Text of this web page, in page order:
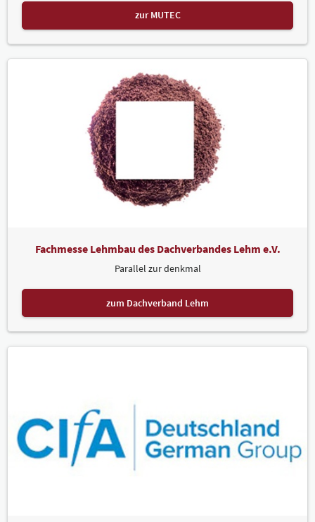
zur MUTEC
Fachmesse Lehmbau des Dachverbandes Lehm e.V.
Parallel zur denkmal
zum Dachverband Lehm